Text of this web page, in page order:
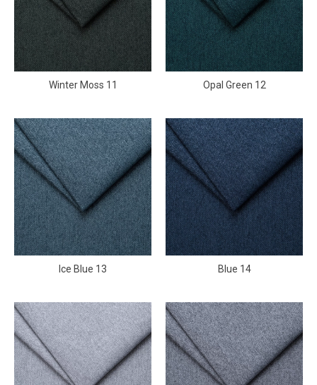
Winter Moss 11 Opal Green 12
Ice Blue 13 Blue 14